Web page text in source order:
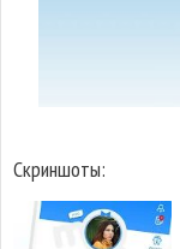
Скриншоты: